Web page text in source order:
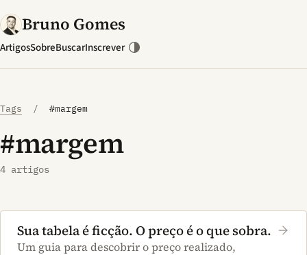
Bruno Gomes
ArtigosSobreBuscarInscrever
Tags / #margem
#margem
4 artigos
Sua tabela é ficção. O preço é o que sobra.
Um guia para descobrir o preço realizado,